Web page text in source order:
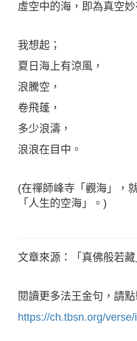
虛空中的海，即為真空妙
我想起；
夏日海上有涼風，
浪騰空，
卷飛蓬，
多少浪濤，
浪浪在目中。
(在禪師峰寺「觀海」，
「人生的空海」。)
文章來源：「真佛般若藏
閱讀更多法王金句，請點
https://ch.tbsn.org/verse/